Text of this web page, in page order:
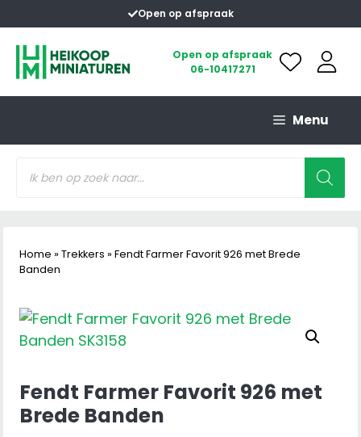
naar
inhoud
Open op afspraak
Open op afspraak
06-10417271
Menu
zoeken
Home » Trekkers » Fendt Farmer Favorit 926 met Brede
Banden
Fendt Farmer Favorit 926 met
Brede Banden